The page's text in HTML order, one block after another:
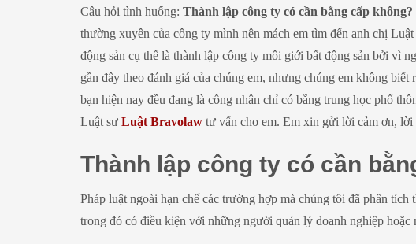
Câu hỏi tình huống: Thành lập công ty có cần bằng cấp không?
thường xuyên của công ty mình nên mách em tìm đến anh chị
động sản cụ thể là thành lập công ty môi giới bất động sản bởi vì
gần đây theo đánh giá của chúng em, nhưng chúng em không
bạn hiện nay đều đang là công nhân chỉ có bằng trung học phổ
Luật sư Luật Bravolaw tư vấn cho em. Em xin gửi lời cảm ơn, lời
Thành lập công ty có cần
Pháp luật ngoài hạn chế các trường hợp mà chúng tôi đã phân
trong đó có điều kiện với những người quản lý doanh nghiệp